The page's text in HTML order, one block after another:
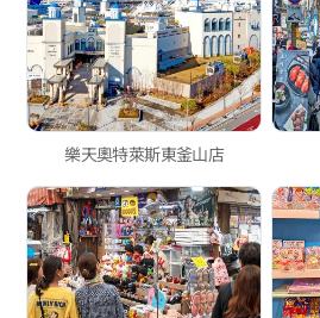
樂天奧特萊斯東釜山店